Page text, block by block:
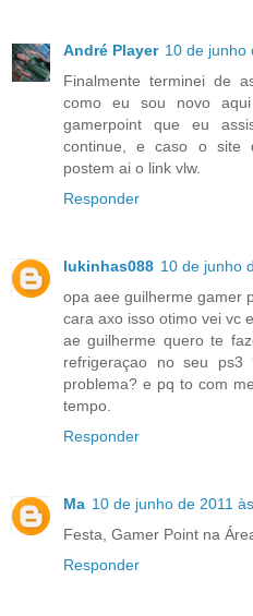
André Player 10 de junho
Finalmente terminei de
como eu sou novo
gamerpoint que eu
continue, e caso o site
postem ai o link vlw.
Responder
lukinhas088 10 de junho
opa aee guilherme gamer
cara axo isso otimo vei vc
ae guilherme quero te
refrigeraçao no seu
problema? e pq to com
tempo.
Responder
Ma 10 de junho de 2011
Festa, Gamer Point na
Responder